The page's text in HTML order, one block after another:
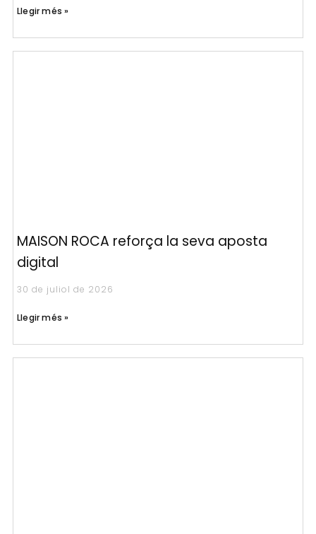
Llegir més »
MAISON ROCA reforça la seva aposta
digital
30 de juliol de 2026
Llegir més »